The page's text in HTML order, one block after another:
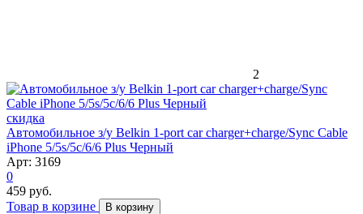
2
скидка
Автомобильное з/у Belkin 1-port car charger+charge/Sync Cable
iPhone 5/5s/5c/6/6 Plus Черный
Арт: 3169
0
459 руб.
Товар в корзине
В корзину